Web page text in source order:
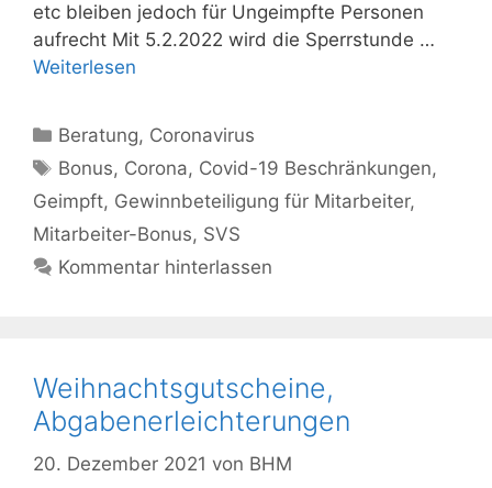
etc bleiben jedoch für Ungeimpfte Personen
aufrecht Mit 5.2.2022 wird die Sperrstunde …
Weiterlesen
Kategorien
Beratung, Coronavirus
Schlagwörter
Bonus, Corona, Covid-19 Beschränkungen,
Geimpft, Gewinnbeteiligung für Mitarbeiter,
Mitarbeiter-Bonus, SVS
Kommentar hinterlassen
Weihnachtsgutscheine,
Abgabenerleichterungen
20. Dezember 2021 von BHM